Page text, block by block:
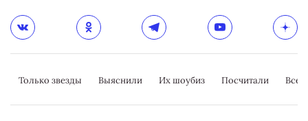
Только звезды Выяснили Их шоубиз Посчитали